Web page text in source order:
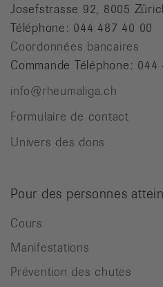
Josefstrasse 92, 8005
Téléphone: 044 487 40 00
Coordonnées bancaires
Commande Téléphone: 044
info@rheumaliga.ch
Formulaire de contact
Univers des dons
Pour des personnes
Cours
Manifestations
Prévention des chutes